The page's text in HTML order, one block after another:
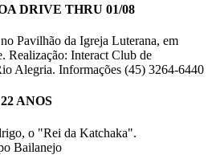
DRIVE THRU 01/08
Pavilhão da Igreja Luterana, em
Realização: Interact Club de
Alegria. Informações (45) 3264-6440
ANOS
o "Rei da Katchaka".
Bailanejo